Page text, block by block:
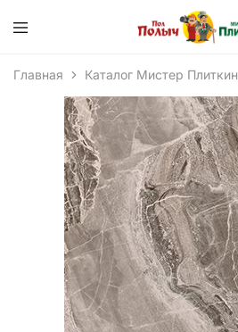
Главная Каталог Мистер Плиткин